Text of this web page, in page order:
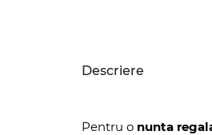
Descriere
Pentru o nunta